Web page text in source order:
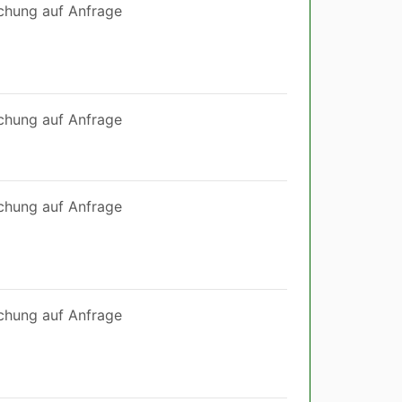
auf Anfrage
auf Anfrage
auf Anfrage
auf Anfrage